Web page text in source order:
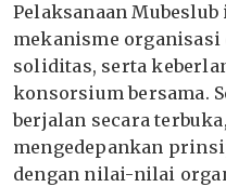
‎Pelaksanaan
mekanisme organisasi
soliditas, serta
konsorsium bersama.
berjalan secara
mengedepankan
dengan nilai-nilai